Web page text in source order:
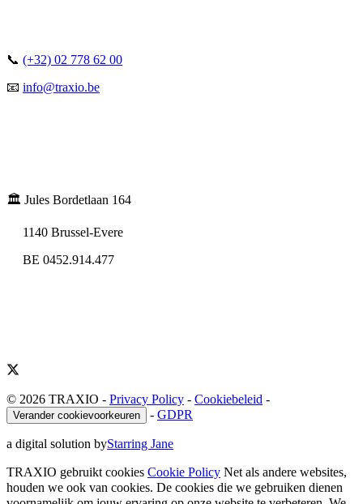
📞 (+32) 02 778 62 00
📧 info@traxio.be
🏛️ Jules Bordetlaan 164
1140 Brussel-Evere
BE 0452.914.477
© 2026 TRAXIO - Privacy Policy - Cookiebeleid -
Verander cookievoorkeuren - GDPR
a digital solution byStarring Jane
TRAXIO gebruikt cookies Cookie Policy Net als andere websites,
houden we ook van cookies. De cookies die we gebruiken dienen